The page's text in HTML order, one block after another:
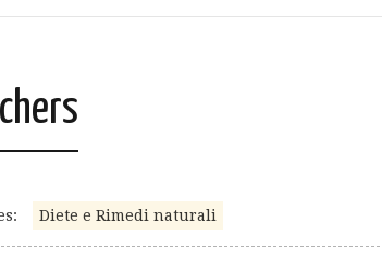
Diete e Rimedi naturali